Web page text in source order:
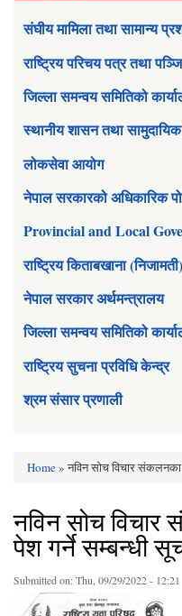
संघीय मामिला तथा सामान्य
राष्ट्रिय परिचय पत्र तथा
जिल्ला समन्वय समितिको
स्थानीय शासन तथा
लोकसेवा आयोग
नेपाल सरकारको अधिकारिक
Provincial and Local
राष्ट्रिय किताबखाना (निजामती)
नेपाल सरकार अर्थमन्त्रालय
जिल्ला समन्वय समितिको
राष्ट्रिय सुचना प्रविधि केन्द्र
श्रम संसार प्रणाली
Home» नविन सोच विचार संकलनका
नविन सोच विचार
पेश गर्ने सम्बन्धी
Submitted on:Thu, 09/29/2022 - 12:21